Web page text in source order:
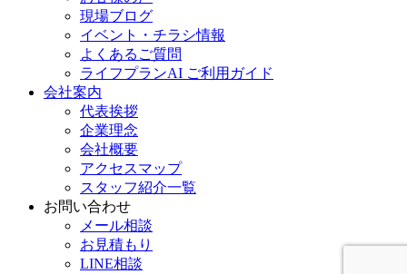
現場ブログ
イベント・チラシ情報
よくあるご質問
ライフプランAI ご利用ガイド
会社案内
代表挨拶
企業理念
会社概要
アクセスマップ
スタッフ紹介一覧
お問い合わせ
メール相談
お見積もり
LINE相談